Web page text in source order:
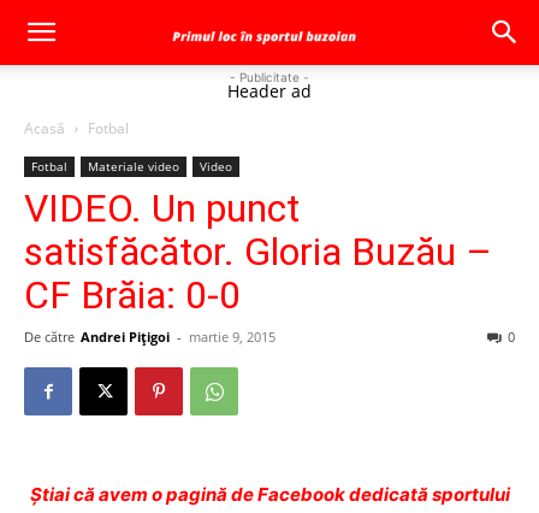
- Publicitate -
Header ad
Acasă Fotbal
Fotbal Materiale video Video
VIDEO. Un punct
satisfăcător. Gloria Buzău –
CF Brăia: 0-0
De către Andrei Pițigoi - martie 9, 2015 0
Ştiai că avem o pagină de Facebook dedicată sportului